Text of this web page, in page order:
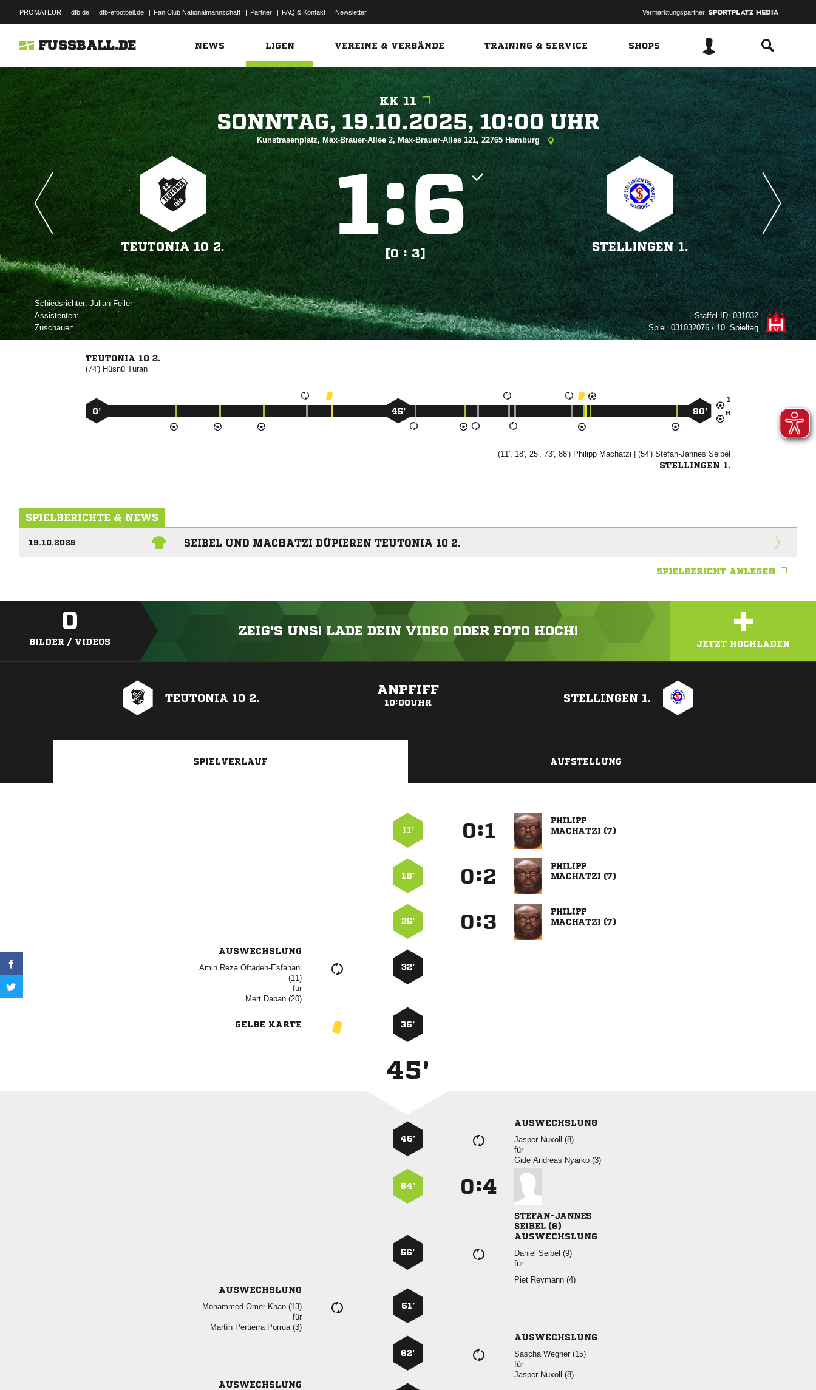
PROMATEUR | dfb.de | dfb-efootball.de | Fan Club Nationalmannschaft | Partner | FAQ & Kontakt | Newsletter Vermarktungspartner:
FUSSBALL.DE NEWS LIGEN VEREINE & VERBÄNDE TRAINING & SERVICE SHOPS
KK 11
   
Kunstrasenplatz, Max-Brauer-Allee 2, Max-Brauer-Allee 121, 22765 Hamburg
TEUTONIA 10 2.
:
[0 : 3]
STELLINGEN 1.
Schiedsrichter: 
Assistenten:
Zuschauer:
Staffel-ID:031032
Spiel:031032076 / 10. Spieltag
TEUTONIA 10 2.
(74') 


0’ 45’ 90’
(11', 18', 25', 73', 88')   | (54') 
STELLINGEN 1.
SPIELBERICHTE & NEWS
19.10.2025 SEIBEL UND MACHATZI DÜPIEREN TEUTONIA 10 2.
SPIELBERICHT ANLEGEN
0
BILDER / VIDEOS
ZEIG'S UNS! LADE DEIN VIDEO ODER FOTO HOCH! +
JETZT HOCHLADEN
TEUTONIA 10 2.
ANPFIFF
10:00UHR STELLINGEN 1.
SPIELVERLAUF AUFSTELLUNG
11’ :

 
18’ :

 
25’ :

 
AUSWECHSLUNG
  

für
  
32’
GELBE KARTE 36’
45'
46’
AUSWECHSLUNG
  
für
   
54’ :

 
56’
AUSWECHSLUNG
  
für
  
AUSWECHSLUNG
   
für
   
61’
62’
AUSWECHSLUNG
  
für
  
AUSWECHSLUNG